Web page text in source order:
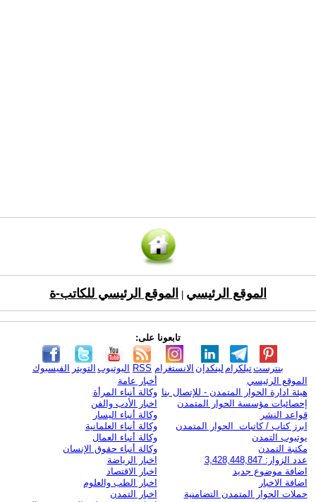
الموقع الرئيسي الموقع الرئيسي للكاتب-ة
تابعونا على:
الفيسبوك التويتر اليوتيوب RSS الانستغرام لينكدإن تيلكرامبنترست
الموقع الرئيسي
هيئة ادارة الحوار المتمدن - للإتصال بنا
إحصائيات مؤسسة الحوار المتمدن
قواعد النشر
ابرز كتاب / كاتبات الحوار المتمدن
يوتيوب التمدن
مكتبة التمدن
عدد الزوار: 3,428,448,847
اضافة موضوع جديد
اضافة الاخبار
حملات الحوار المتمدن التضامنية
أخبار عامة
وكالة أنباء المرأة
اخبار الأدب والفن
وكالة أنباء اليسار
وكالة أنباء العلمانية
وكالة أنباء العمال
وكالة أنباء حقوق الإنسان
اخبار الرياضة
اخبار الاقتصاد
اخبار الطب والعلوم
اخبار التمدن